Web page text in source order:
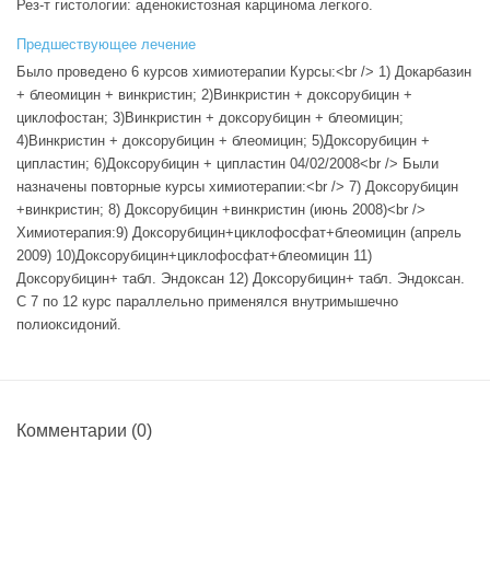
Рез-т гистологии: аденокистозная карцинома легкого.
Предшествующее лечение
Было проведено 6 курсов химиотерапии Курсы:<br /> 1) Докарбазин
+ блеомицин + винкристин; 2)Винкристин + доксорубицин +
циклофостан; 3)Винкристин + доксорубицин + блеомицин;
4)Винкристин + доксорубицин + блеомицин; 5)Доксорубицин +
ципластин; 6)Доксорубицин + ципластин 04/02/2008<br /> Были
назначены повторные курсы химиотерапии:<br /> 7) Доксорубицин
+винкристин; 8) Доксорубицин +винкристин (июнь 2008)<br />
Химиотерапия:9) Доксорубицин+циклофосфат+блеомицин (апрель
2009) 10)Доксорубицин+циклофосфат+блеомицин 11)
Доксорубицин+ табл. Эндоксан 12) Доксорубицин+ табл. Эндоксан.
С 7 по 12 курс параллельно применялся внутримышечно
полиоксидоний.
Комментарии (0)